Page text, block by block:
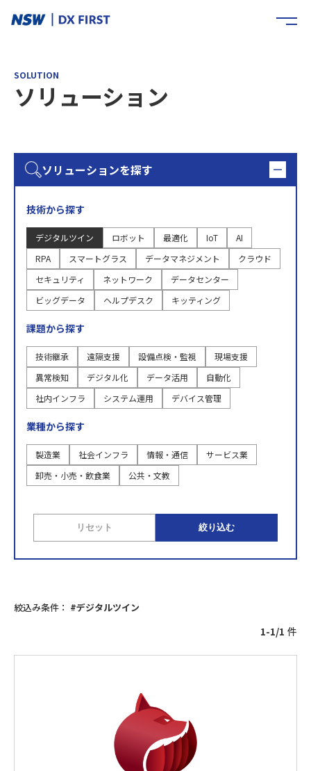
SOLUTION
ソリューション
ソリューションを探す
技術から探す
デジタルツイン ロボット 最適化 IoT
AI
RPA
スマートグラス データマネジメント
クラウド
セキュリティ
ネットワーク
データセンター
ビッグデータ
ヘルプデスク キッティング
課題から探す
技術継承 遠隔支援 設備点検・監視
現場支援
異常検知
デジタル化 データ活用
自動化
社内インフラ
システム運用 デバイス管理
業種から探す
製造業 社会インフラ 情報・通信
サービス業
卸売・小売・飲食業
公共・文教
リセット 絞り込む
絞込み条件： #デジタルツイン
1-1/1 件